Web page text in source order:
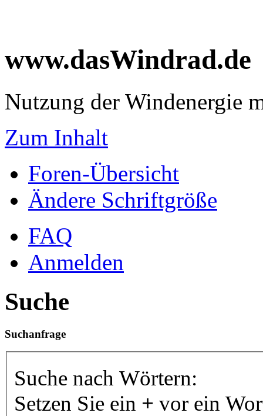
www.dasWindrad.de
Nutzung der Windenergie
Zum Inhalt
Foren-Übersicht
Ändere Schriftgröße
FAQ
Anmelden
Suche
Suchanfrage
Suche nach Wörtern:
Setzen Sie ein + vor ein